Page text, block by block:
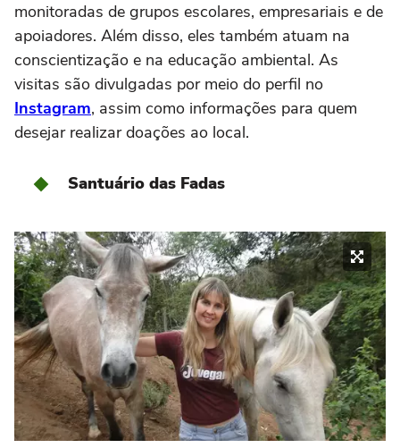
monitoradas de grupos escolares, empresariais e de
apoiadores. Além disso, eles também atuam na
conscientização e na educação ambiental. As
visitas são divulgadas por meio do perfil no
Instagram, assim como informações para quem
desejar realizar doações ao local.
Santuário das Fadas